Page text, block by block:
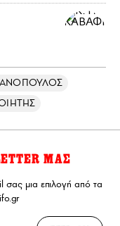
ΜΑΣ
μια επιλογή από τα